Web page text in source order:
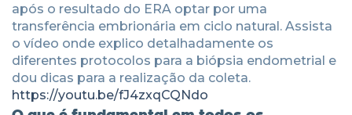
após o resultado do ERA optar por uma
transferência embrionária em ciclo natural. Assista
o vídeo onde explico detalhadamente os
diferentes protocolos para a biópsia endometrial e
dou dicas para a realização da coleta.
https://youtu.be/fJ4zxqCQNdo